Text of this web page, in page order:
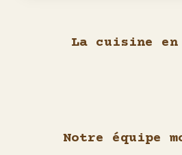
La cuisine
Notre équipe